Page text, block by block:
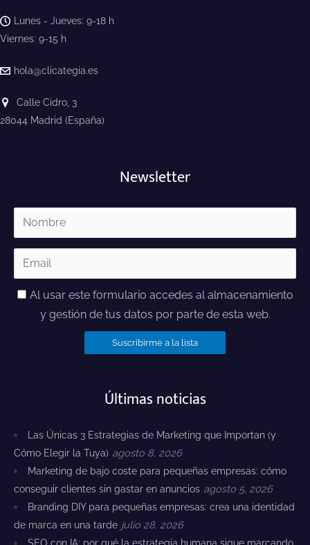
Lunes - Jueves: 9-18 h
Viernes: 9-15 h
hola@clicategia.es
Calle Cidro, 3
28044 Madrid (España)
Newsletter
Al usar este formulario accedes al almacenamiento
y gestión de tus datos por parte de esta web.
Últimas noticias
Las Únicas 3 Estrategias de Marketing que Importan (y
Cómo Elegir la Tuya) agosto 8, 2026
Marketing de bajo coste para pequeñas empresas: cómo
conseguir clientes sin gastar en anuncios agosto 5, 2026
Branding DIY para pequeñas empresas: crea una identidad
de marca en una tarde julio 28, 2026
SEO con IA: por qué la estrategia humana sigue marcando